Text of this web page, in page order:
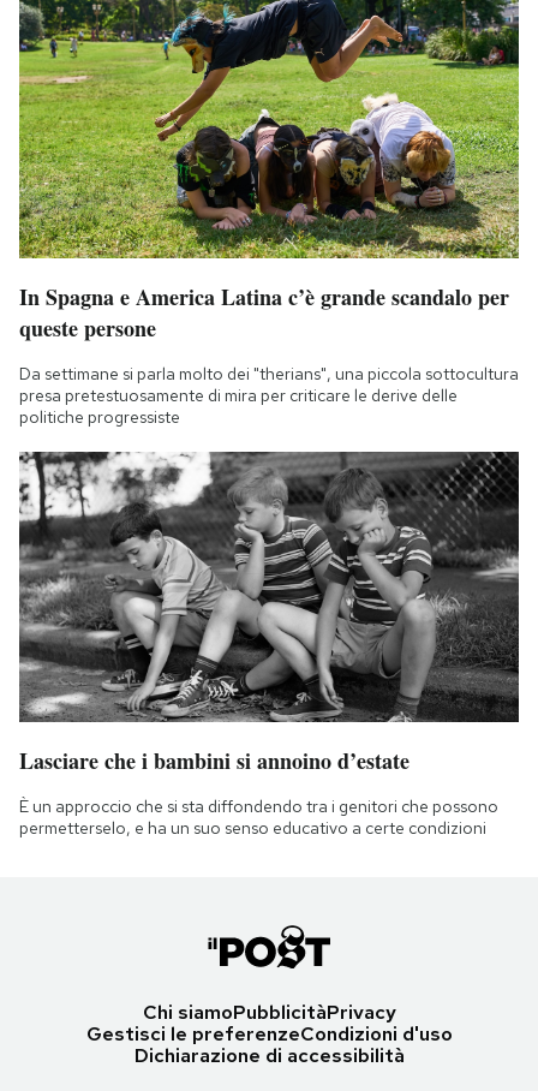
In Spagna e America Latina c’è grande scandalo per
queste persone
Da settimane si parla molto dei "therians", una piccola sottocultura
presa pretestuosamente di mira per criticare le derive delle
politiche progressiste
Lasciare che i bambini si annoino d’estate
È un approccio che si sta diffondendo tra i genitori che possono
permetterselo, e ha un suo senso educativo a certe condizioni
Chi siamoPubblicitàPrivacy
Gestisci le preferenzeCondizioni d'uso
Dichiarazione di accessibilità